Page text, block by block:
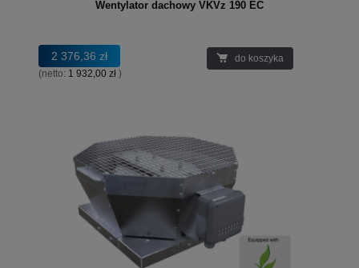
Wentylator dachowy VKVz 190 EC
2 376,36 zł
(netto: 1 932,00 zł )
do koszyka